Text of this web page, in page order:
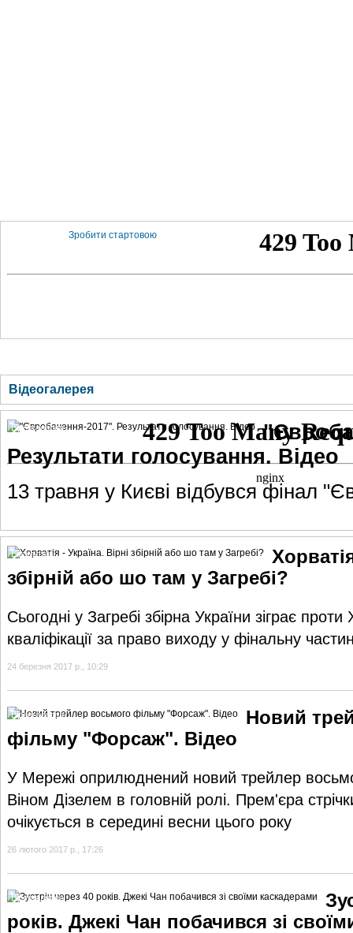
Зробити стартовою
Відеогалерея
Відеогалерея
Результати голосування. Відео
13 травня у Києві відбувся фінал
Ексклюзив
збірній або шо там у Загребі?
Сьогодні у Загребі збірна України зіграє
кваліфікації за право виходу у фінальну
24 березня 2017 р., 10:29
Відеогалерея
Новий
фільму "Форсаж". Відео
У Мережі оприлюднений новий трейлер
Віном Дізелем в головній ролі. Прем'єра
очікується в середині весни цього року
26 лютого 2017 р., 17:26
Відеогалерея
років. Джекі Чан побачився зі